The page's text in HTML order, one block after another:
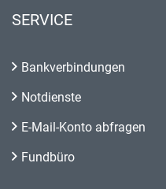
SERVICE
Bankverbindungen
Notdienste
E-Mail-Konto abfragen
Fundbüro